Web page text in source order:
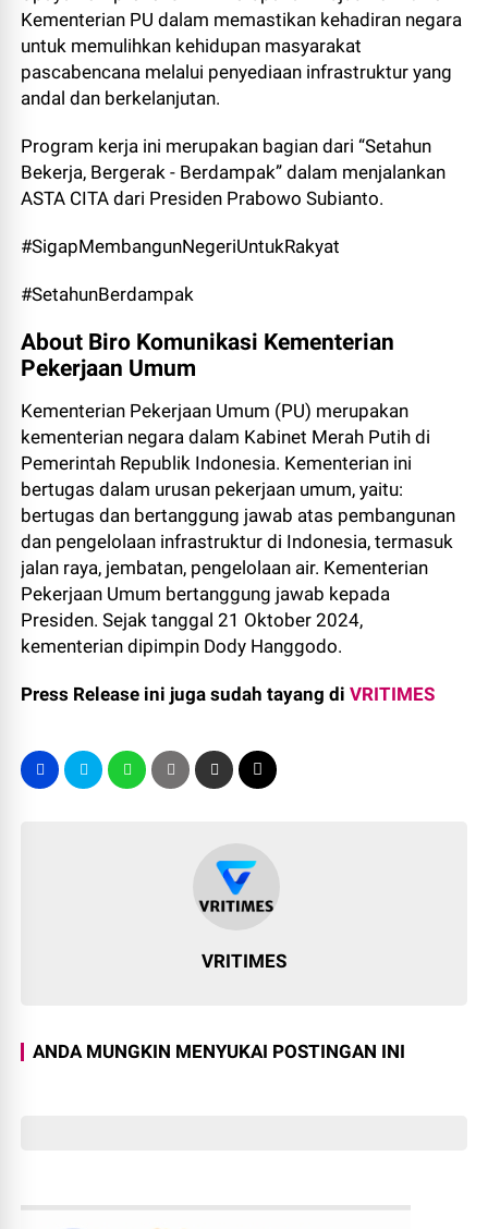
Kementerian PU dalam memastikan kehadiran negara
untuk memulihkan kehidupan masyarakat
pascabencana melalui penyediaan infrastruktur yang
andal dan berkelanjutan.
Program kerja ini merupakan bagian dari “Setahun
Bekerja, Bergerak - Berdampak” dalam menjalankan
ASTA CITA dari Presiden Prabowo Subianto.
#SigapMembangunNegeriUntukRakyat
#SetahunBerdampak
About Biro Komunikasi Kementerian
Pekerjaan Umum
Kementerian Pekerjaan Umum (PU) merupakan
kementerian negara dalam Kabinet Merah Putih di
Pemerintah Republik Indonesia. Kementerian ini
bertugas dalam urusan pekerjaan umum, yaitu:
bertugas dan bertanggung jawab atas pembangunan
dan pengelolaan infrastruktur di Indonesia, termasuk
jalan raya, jembatan, pengelolaan air. Kementerian
Pekerjaan Umum bertanggung jawab kepada
Presiden. Sejak tanggal 21 Oktober 2024,
kementerian dipimpin Dody Hanggodo.
Press Release ini juga sudah tayang diVRITIMES
VRITIMES
ANDA MUNGKIN MENYUKAI POSTINGAN INI